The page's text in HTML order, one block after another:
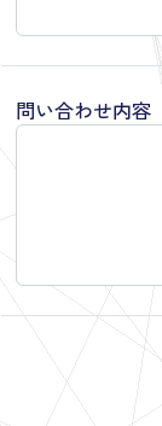
問い合わせ内容